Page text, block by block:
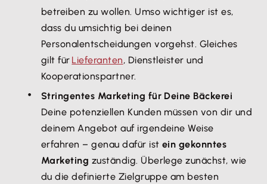
betreiben zu wollen. Umso wichtiger ist es,
dass du umsichtig bei deinen
Personalentscheidungen vorgehst. Gleiches
gilt für Lieferanten, Dienstleister und
Kooperationspartner.
Stringentes Marketing für Deine Bäckerei
Deine potenziellen Kunden müssen von dir und
deinem Angebot auf irgendeine Weise
erfahren – genau dafür ist ein gekonntes
Marketing zuständig. Überlege zunächst, wie
du die definierte Zielgruppe am besten